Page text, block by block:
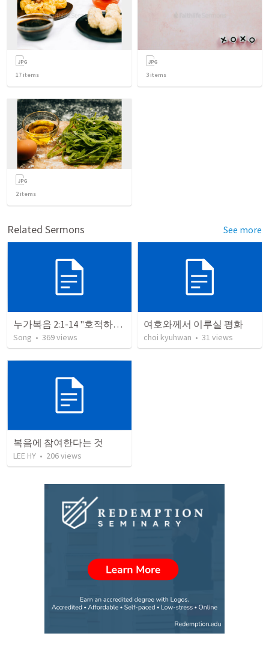
17 items 3 items
2items
Related Sermons See more
누가복음 2:1-14 "호적하라"
Song • 369views
여호와께서 이루실 평화
choi kyuhwan • 31 views
복음에 참여한다는 것
LEE HY • 206views